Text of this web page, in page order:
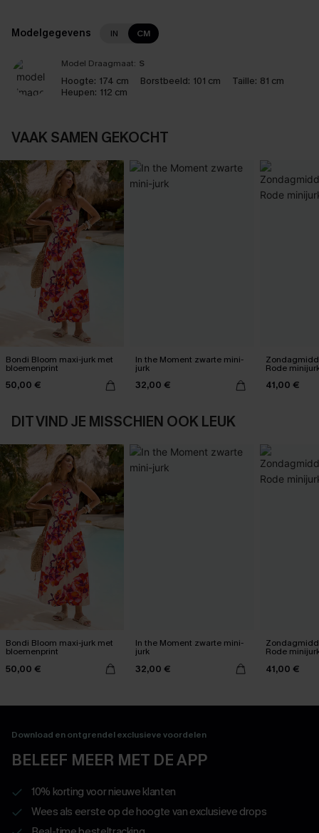
Modelgegevens IN CM
Model Draagmaat: S
Hoogte: 174 cm Borstbeeld: 101 cm Taille: 81 cm
Heupen: 112 cm
VAAK SAMEN GEKOCHT
Bondi Bloom maxi-jurk met
bloemenprint
50,00 €
In the Moment zwarte mini-
jurk
32,00 €
Rode
41,00 €
DIT VIND JE MISSCHIEN OOK LEUK
Bondi Bloom maxi-jurk met
bloemenprint
50,00 €
In the Moment zwarte mini-
jurk
32,00 €
Rode
41,00 €
Download en ontgrendel exclusieve voordelen
BELEEF MEER MET DE APP
10% korting voor nieuwe klanten
Wees als eerste op de hoogte van exclusieve drops